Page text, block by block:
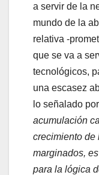
a servir de la
mundo de la
relativa -
que se va a
tecnológicos,
una escasez
lo señalado
acumulación
crecimiento de
marginados,
para la lógica